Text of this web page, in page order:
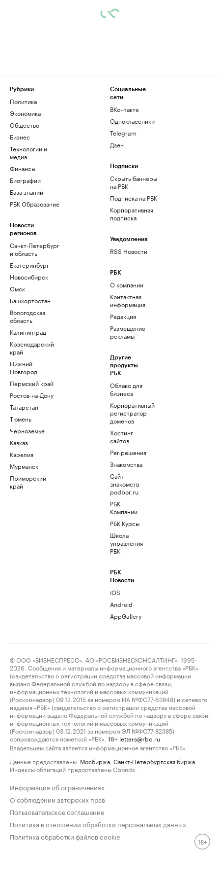
Рубрики
Политика
Экономика
Общество
Бизнес
Технологии и
медиа
Финансы
Биографии
База знаний
РБК Образование
Новости
регионов
Санкт-Петербург
и область
Екатеринбург
Новосибирск
Омск
Башкортостан
Вологодская
область
Калининград
Краснодарский
край
Нижний
Новгород
Пермский край
Ростов-на-Дону
Татарстан
Тюмень
Черноземье
Кавказ
Карелия
Мурманск
Приморский
край
Социальные
сети
ВКонтакте
Одноклассники
Telegram
Дзен
Подписки
Скрыть баннеры
на РБК
Подписка на РБК
Корпоративная
подписка
Уведомления
RSS Новости
РБК
О компании
Контактная
информация
Редакция
Размещение
рекламы
Другие
продукты
РБК
Облако для
бизнеса
Корпоративный
регистратор
доменов
Хостинг
сайтов
Рег.решения
Знакомства
Сайт
знакомств
podbor.ru
РБК
Компании
РБК Курсы
Школа
управления
РБК
РБК
Новости
iOS
Android
AppGallery
© ООО «БИЗНЕСПРЕСС», АО «РОСБИЗНЕСКОНСАЛТИНГ», 1995–
2026. Сообщения и материалы информационного агентства «РБК»
(свидетельство о регистрации средства массовой информации
выдано Федеральной службой по надзору в сфере связи,
информационных технологий и массовых коммуникаций
(Роскомнадзор) 09.12.2015 за номером ИА №ФС77-63848) и сетевого
издания «РБК» (свидетельство о регистрации средства массовой
информации выдано Федеральной службой по надзору в сфере связи,
информационных технологий и массовых коммуникаций
(Роскомнадзор) 03.12.2021 за номером ЭЛ №ФС77-82385)
сопровождаются пометкой «РБК».
18+ letters@rbc.ru
Владельцем сайта является информационное агентство «РБК».
Данные предоставлены: Мосбиржа Санкт-Петербургская биржа
Индексы облигаций предоставлены Cbonds.
Информация об ограничениях
О соблюдении авторских прав
Пользовательское соглашение
Политика в отношении обработки персональных данных
Политика обработки файлов cookie
18+